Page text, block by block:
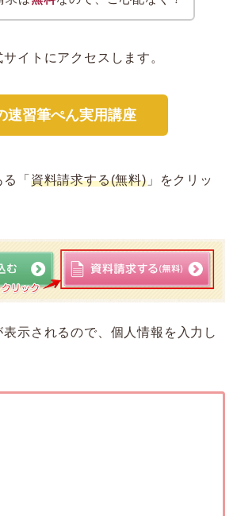
イトにアクセスします。
速習筆ぺん実用講座
「 資料請求する(無料)」をクリッ
示されるので、個人情報を入力し